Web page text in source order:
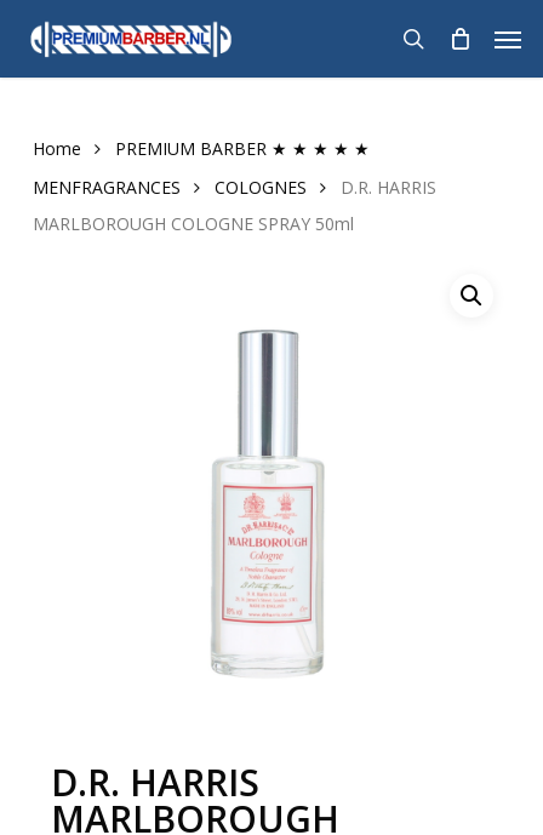
main
search
Home
PREMIUM BARBER ★ ★ ★ ★ ★
MENFRAGRANCES
COLOGNES
D.R. HARRIS
MARLBOROUGH COLOGNE SPRAY 50ml
D.R. HARRIS
MARLBOROUGH